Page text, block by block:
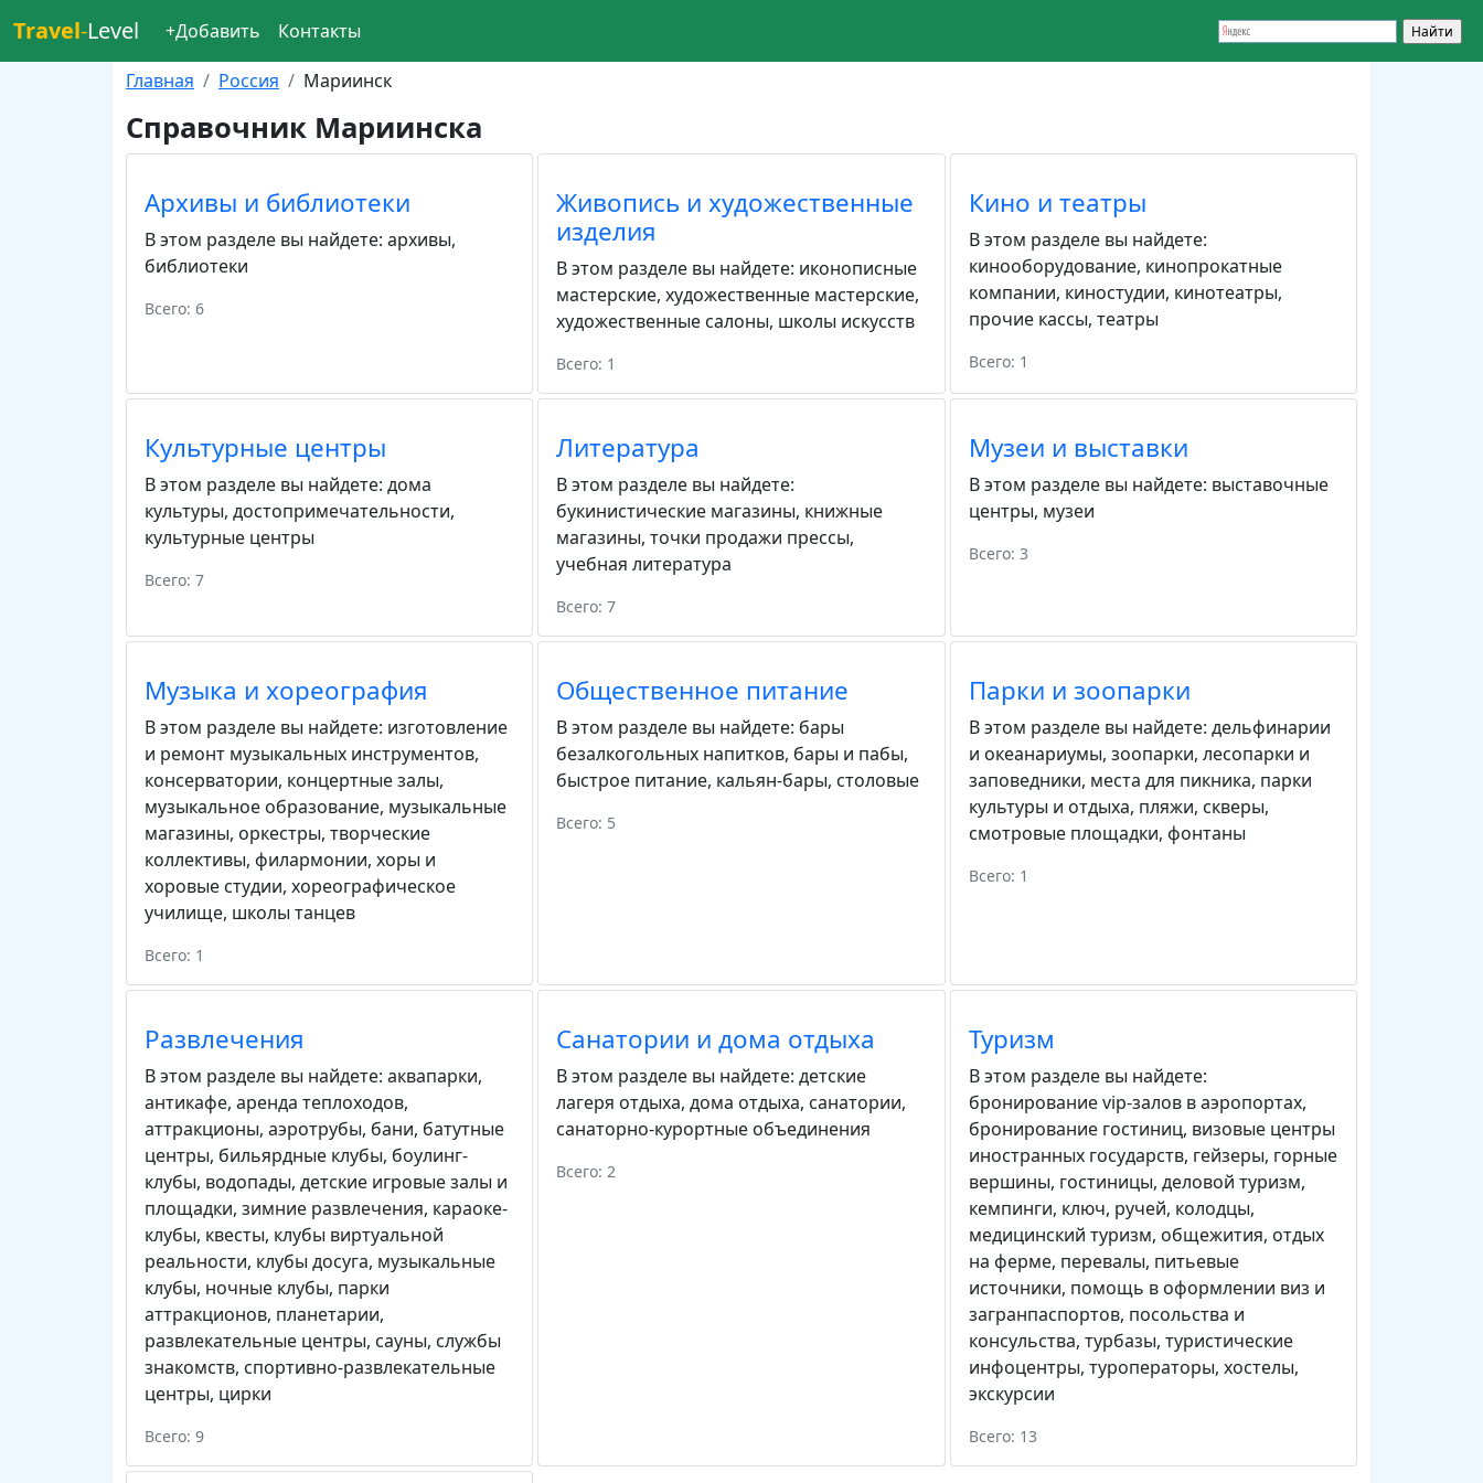
Travel-Level +Добавить Контакты
Главная Россия Мариинск
Справочник Мариинска
Архивы и библиотеки
В этом разделе вы найдете: архивы,
библиотеки
Всего: 6
Живопись и художественные
изделия
В этом разделе вы найдете: иконописные
мастерские,художественные мастерские,
художественные салоны, школы искусств
Всего: 1
Кино и театры
В этом разделе вы найдете:
кинооборудование, кинопрокатные
компании, киностудии, кинотеатры,
прочие кассы, театры
Всего: 1
Культурные центры
В этом разделе вы найдете: дома
культуры, достопримечательности,
культурные центры
Всего: 7
Литература
В этом разделе вы найдете:
букинистические магазины, книжные
магазины,точки продажи прессы,
учебная литература
Всего: 7
Музеи и выставки
В этом разделе вы найдете: выставочные
центры, музеи
Всего: 3
Музыка и хореография
В этом разделе вы найдете: изготовление
и ремонт музыкальных инструментов,
консерватории, концертные залы,
музыкальное образование, музыкальные
магазины, оркестры, творческие
коллективы, филармонии, хоры и
хоровые студии, хореографическое
училище, школы танцев
Всего: 1
Общественное питание
В этом разделе вы найдете: бары
безалкогольных напитков, бары и пабы,
быстрое питание, кальян-бары, столовые
Всего: 5
Парки и зоопарки
В этом разделе вы найдете: дельфинарии
и океанариумы, зоопарки, лесопарки и
заповедники, места для пикника, парки
культуры и отдыха, пляжи, скверы,
смотровые площадки, фонтаны
Всего: 1
Развлечения
В этом разделе вы найдете: аквапарки,
антикафе, аренда теплоходов,
аттракционы, аэротрубы, бани, батутные
центры, бильярдные клубы, боулинг-
клубы, водопады, детские игровые залы и
площадки, зимние развлечения, караоке-
клубы, квесты, клубы виртуальной
реальности, клубы досуга, музыкальные
клубы, ночные клубы, парки
аттракционов, планетарии,
развлекательные центры, сауны, службы
знакомств, спортивно-развлекательные
центры, цирки
Всего: 9
Санатории и дома отдыха
В этом разделе вы найдете:детские
лагеря отдыха,дома отдыха, санатории,
санаторно-курортные объединения
Всего: 2
Туризм
В этом разделе вы найдете:
бронирование vip-залов в аэропортах,
бронирование гостиниц, визовые центры
иностранных государств, гейзеры, горные
вершины, гостиницы, деловой туризм,
кемпинги, ключ, ручей, колодцы,
медицинский туризм, общежития, отдых
на ферме, перевалы, питьевые
источники, помощь в оформлении виз и
загранпаспортов, посольства и
консульства, турбазы, туристические
инфоцентры, туроператоры, хостелы,
экскурсии
Всего: 13